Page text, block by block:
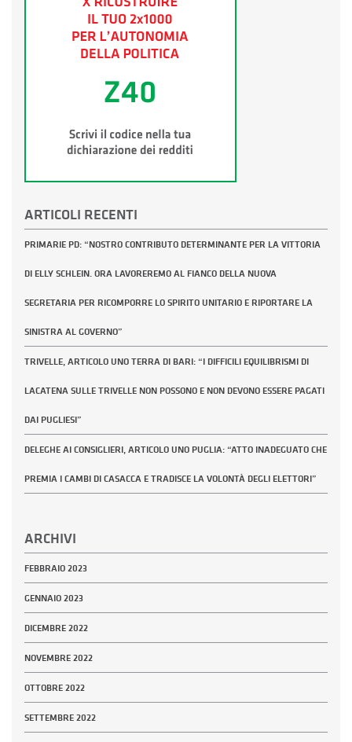
ARTICOLI RECENTI
PRIMARIE PD: “NOSTRO CONTRIBUTO DETERMINANTE PER LA VITTORIA
DI ELLY SCHLEIN. ORA LAVOREREMO AL FIANCO DELLA NUOVA
SEGRETARIA PER RICOMPORRE LO SPIRITO UNITARIO E RIPORTARE LA
SINISTRA AL GOVERNO”
TRIVELLE, ARTICOLO UNO TERRA DI BARI: “I DIFFICILI EQUILIBRISMI DI
LACATENA SULLE TRIVELLE NON POSSONO E NON DEVONO ESSERE PAGATI
DAI PUGLIESI”
DELEGHE AI CONSIGLIERI, ARTICOLO UNO PUGLIA: “ATTO INADEGUATO CHE
PREMIA I CAMBI DI CASACCA E TRADISCE LA VOLONTÀ DEGLI ELETTORI”
ARCHIVI
FEBBRAIO 2023
GENNAIO 2023
DICEMBRE 2022
NOVEMBRE 2022
OTTOBRE 2022
SETTEMBRE 2022